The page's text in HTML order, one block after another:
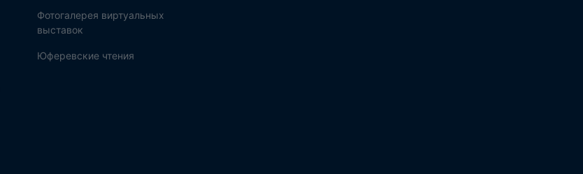
Фотогалерея виртуальных
выставок
Юферевские чтения